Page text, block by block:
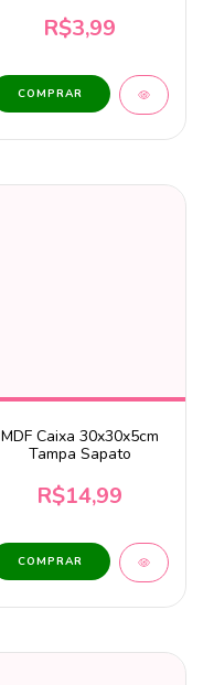
R$3,99
MDF Caixa 30x30x5cm
Tampa Sapato
R$14,99